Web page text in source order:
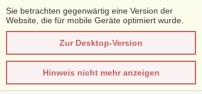
Sie betrachten gegenwärtig eine Version der
Website, die für mobile Geräte optimiert wurde.
Zur Desktop-Version
Hinweis nicht mehr anzeigen